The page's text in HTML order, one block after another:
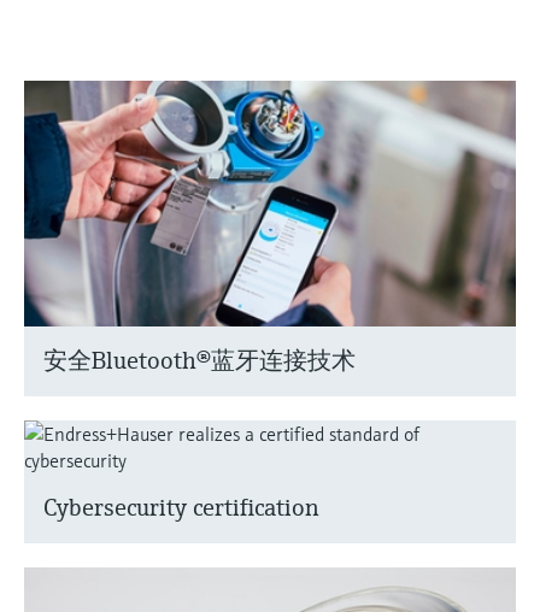
安全Bluetooth®蓝牙连接技术
Cybersecurity certification